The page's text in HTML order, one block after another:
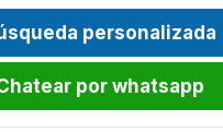
personalizada
por whatsapp